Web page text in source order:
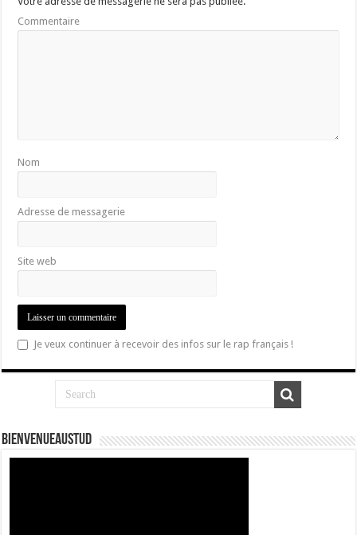
Commentaire
Nom
Adresse de messagerie
Site web
Je veux continuer à recevoir des infos sur le rap français !
Bienvenueaustud